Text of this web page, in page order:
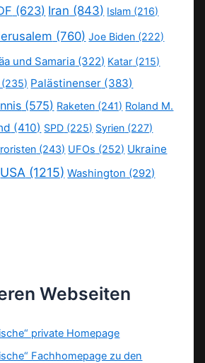
(623) Iran (843) Islam (216)
(760) Joe Biden (222)
und Samaria (322) Katar (215)
(235) Palästinenser (383)
(575) Raketen (241) Roland M.
(410) SPD (225) Syrien (227)
(243) UFOs (252) Ukraine
USA (1215) Washington (292)
Webseiten
private Homepage
Fachhomepage zu den